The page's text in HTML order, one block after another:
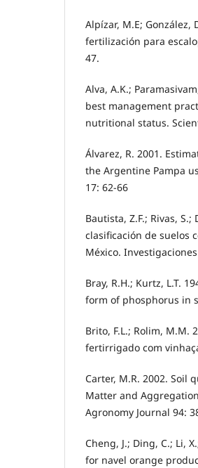
Alpízar, M.E; González,
fertilización para
47.
Alva, A.K.;
best management
nutritional status.
Álvarez, R. 2001.
the Argentine Pampa
17: 62-66
Bautista, Z.F.; Rivas,
clasificación de suelos
México.
Bray, R.H.; Kurtz, L.T.
form of phosphorus in
Brito, F.L.; Rolim, M.M.
fertirrigado com
Carter, M.R. 2002. Soil
Matter and
Agronomy Journal 94:
Cheng, J.; Ding, C.; Li,
for navel orange